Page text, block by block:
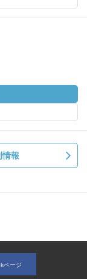
情報
ページ